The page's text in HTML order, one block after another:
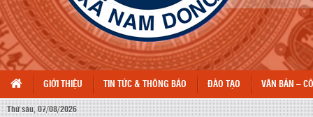
GIỚI THIỆU TIN TỨC & THÔNG BÁO ĐÀO TẠO VĂN BẢN –
Thứ sáu, 07/08/2026